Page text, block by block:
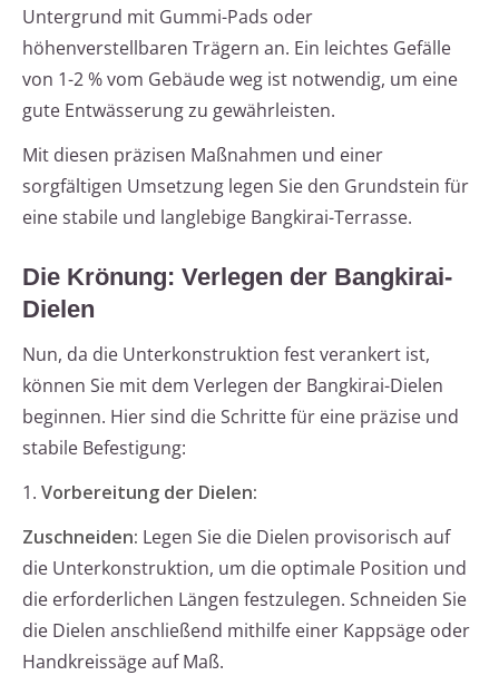
Untergrund mit Gummi-Pads oder
höhenverstellbaren Trägern an. Ein leichtes Gefälle
von 1-2 % vom Gebäude weg ist notwendig, um eine
gute Entwässerung zu gewährleisten.
Mit diesen präzisen Maßnahmen und einer
sorgfältigen Umsetzung legen Sie den Grundstein für
eine stabile und langlebige Bangkirai-Terrasse.
Die Krönung: Verlegen der Bangkirai-
Dielen
Nun, da die Unterkonstruktion fest verankert ist,
können Sie mit dem Verlegen der Bangkirai-Dielen
beginnen. Hier sind die Schritte für eine präzise und
stabile Befestigung:
1. Vorbereitung der Dielen:
Zuschneiden: Legen Sie die Dielen provisorisch auf
die Unterkonstruktion, um die optimale Position und
die erforderlichen Längen festzulegen. Schneiden Sie
die Dielen anschließend mithilfe einer Kappsäge oder
Handkreissäge auf Maß.